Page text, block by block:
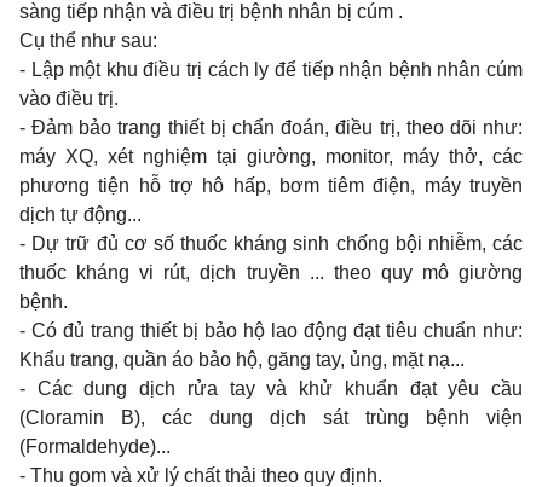
sàng tiếp nhận và điều trị bệnh nhân bị cúm .
Cụ thể như sau:
- Lập một khu điều trị cách ly để tiếp nhận bệnh nhân cúm
vào điều trị.
- Đảm bảo trang thiết bị chẩn đoán, điều trị, theo dõi như:
máy XQ, xét nghiệm tại giường, monitor, máy thở, các
phương tiện hỗ trợ hô hấp, bơm tiêm điện, máy truyền
dịch tự động...
- Dự trữ đủ cơ số thuốc kháng sinh chống bội nhiễm, các
thuốc kháng vi rút, dịch truyền ... theo quy mô giường
bệnh.
- Có đủ trang thiết bị bảo hộ lao động đạt tiêu chuẩn như:
Khẩu trang, quần áo bảo hộ, găng tay, ủng, mặt nạ...
- Các dung dịch rửa tay và khử khuẩn đạt yêu cầu
(Cloramin B), các dung dịch sát trùng bệnh viện
(Formaldehyde)...
- Thu gom và xử lý chất thải theo quy định.